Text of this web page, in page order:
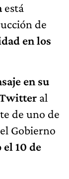
está
de
en los
en su
al
de uno de
Gobierno
10 de